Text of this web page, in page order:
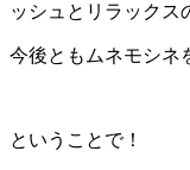
ッシュとリラックス
今後ともムネモシネ
ということで！